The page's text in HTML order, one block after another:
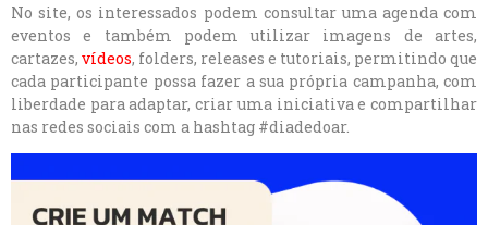
No site, os interessados podem consultar uma agenda com
eventos e também podem utilizar imagens de artes,
cartazes, vídeos, folders, releases e tutoriais, permitindo que
cada participante possa fazer a sua própria campanha, com
liberdade para adaptar, criar uma iniciativa e compartilhar
nas redes sociais com a hashtag #diadedoar.